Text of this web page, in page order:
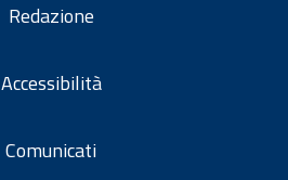
Redazione
Accessibilità
Comunicati